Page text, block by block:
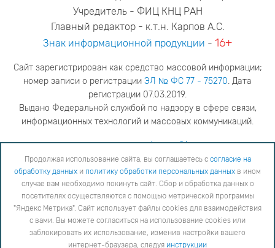
Учредитель - ФИЦ КНЦ РАН
Главный редактор - к.т.н. Карпов А.С.
Знак информационной продукции - 16+
Сайт зарегистрирован как средство массовой информации;
номер записи о регистрации ЭЛ № ФС 77 - 75270. Дата
регистрации 07.03.2019.
Выдано Федеральной службой по надзору в сфере связи,
информационных технологий и массовых коммуникаций.
адрес редакцииya.stogova@ksc.ru
телефон редакции81555-79-516
Продолжая использование сайта, вы соглашаетесь с согласие на обработку данных
обработки персональных данных
в ином случае вам необходимо покинуть сайт. Сбор и обработка
данных о посетителях осуществляются с помощью метрической программы "Яндекс Метрика".
Сайт использует файлы cookies для взаимодействия с вами. Вы можете согласиться на
использование cookies или заблокировать их использование, изменив настройки вашего интернет-
Продолжая использование сайта, вы соглашаетесь с согласие на
обработку данных и политику обработки персональных данных в ином
случае вам необходимо покинуть сайт. Сбор и обработка данных о
посетителях осуществляются с помощью метрической программы
"Яндекс Метрика". Сайт использует файлы cookies для взаимодействия
с вами. Вы можете согласиться на использование cookies или
заблокировать их использование, изменив настройки вашего
интернет-браузера, следуя инструкции